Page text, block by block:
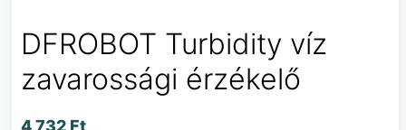
DFROBOT Turbidity víz
zavarossági érzékelő
4 732 Ft